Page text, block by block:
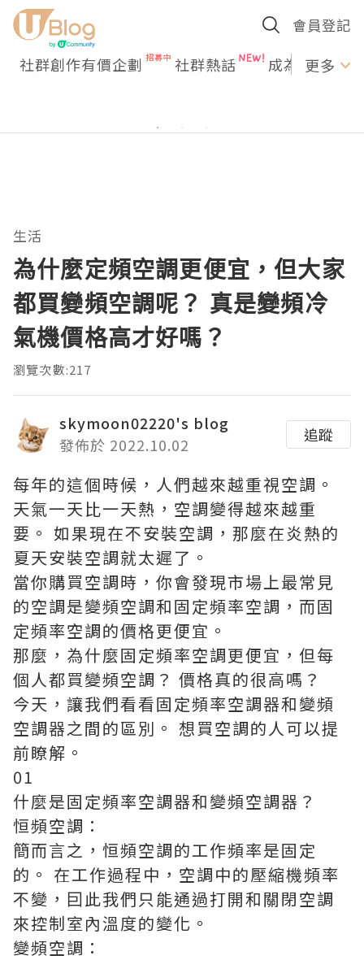
會員登記
社群創作有價企劃 社群熱話 成為U更多
生活
為什麼定頻空調更便宜，但大家
都買變頻空調呢？ 真是變頻冷
氣機價格高才好嗎？
瀏覽次數:217
skymoon02220's blog
發佈於 2022.10.02
追蹤
每年的這個時候，人們越來越重視空調。
天氣一天比一天熱，空調變得越來越重
要。 如果現在不安裝空調，那麼在炎熱的
夏天安裝空調就太遲了。
當你購買空調時，你會發現市場上最常見
的空調是變頻空調和固定頻率空調，而固
定頻率空調的價格更便宜。
那麼，為什麼固定頻率空調更便宜，但每
個人都買變頻空調？ 價格真的很高嗎？
今天，讓我們看看固定頻率空調器和變頻
空調器之間的區別。 想買空調的人可以提
前瞭解。
01
什麼是固定頻率空調器和變頻空調器？
恒頻空調：
簡而言之，恒頻空調的工作頻率是固定
的。 在工作過程中，空調中的壓縮機頻率
不變，囙此我們只能通過打開和關閉空調
來控制室內溫度的變化。
變頻空調：